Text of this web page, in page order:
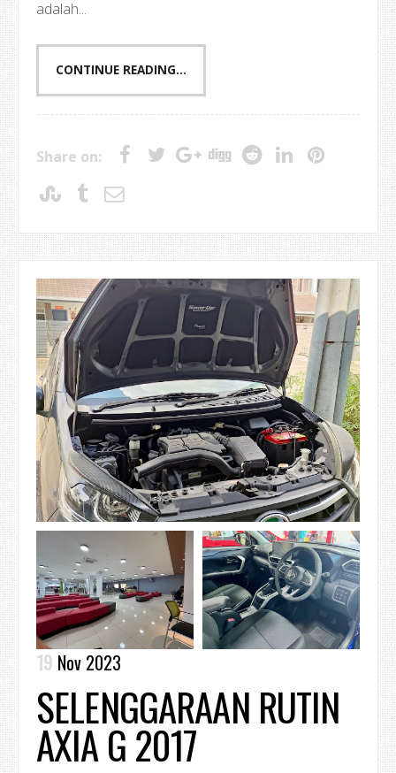
adalah...
CONTINUE READING...
Share on:
19 Nov 2023
SELENGGARAAN RUTIN
AXIA G 2017